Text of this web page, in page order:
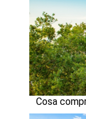
Cosa